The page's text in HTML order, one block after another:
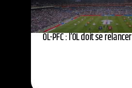
OL-PFC : l’OL doit se relancer